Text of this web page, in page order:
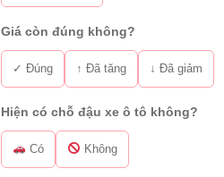
Giá còn đúng không?
✓ Đúng ↑ Đã tăng ↓ Đã giảm
Hiện có chỗ đậu xe ô tô không?
Có Không